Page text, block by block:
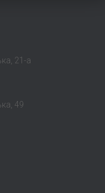
21-а
49